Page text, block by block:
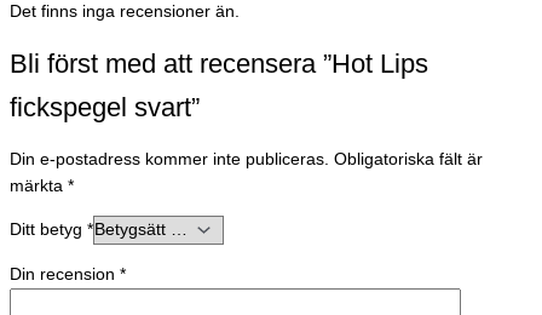
Det finns inga recensioner än.
Bli först med att recensera ”Hot Lips
fickspegel svart”
Din e-postadress kommer inte publiceras. Obligatoriska fält är
märkta *
Ditt betyg *
Din recension *